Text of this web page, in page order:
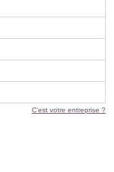
C'est votre entreprise ?